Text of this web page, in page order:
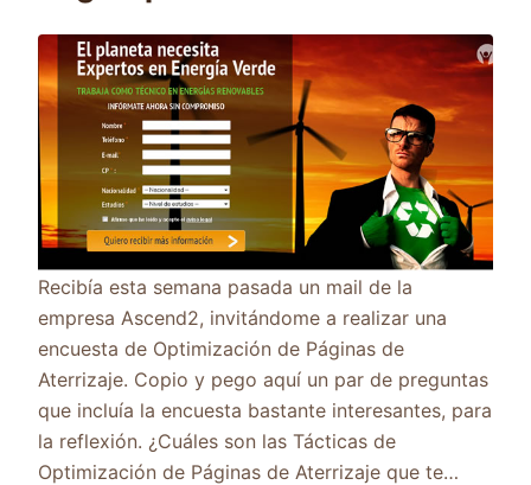
Recibía esta semana pasada un mail de la
empresa Ascend2, invitándome a realizar una
encuesta de Optimización de Páginas de
Aterrizaje. Copio y pego aquí un par de preguntas
que incluía la encuesta bastante interesantes, para
la reflexión. ¿Cuáles son las Tácticas de
Optimización de Páginas de Aterrizaje que te…